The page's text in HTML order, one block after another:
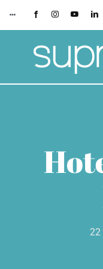
contenido
Toggle
SUPRATEX
EMPRESA
22